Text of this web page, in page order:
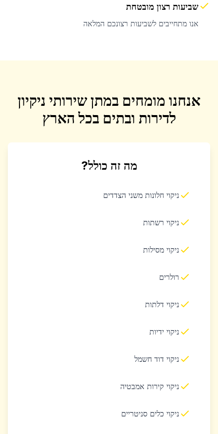
שביעות רצון מובטחת
אנו מתחייבים לשביעות רצונכם המלאה
אנחנו מומחים במתן שירותי ניקיון
לדירות ובתים בכל הארץ
מה זה כולל?
ניקוי חלונות משני הצדדים
ניקוי רשתות
ניקוי מסילות
רולרים
ניקוי דלתות
ניקוי ידיות
ניקוי דוד חשמל
ניקוי קירות אמבטיה
ניקוי כלים סניטריים